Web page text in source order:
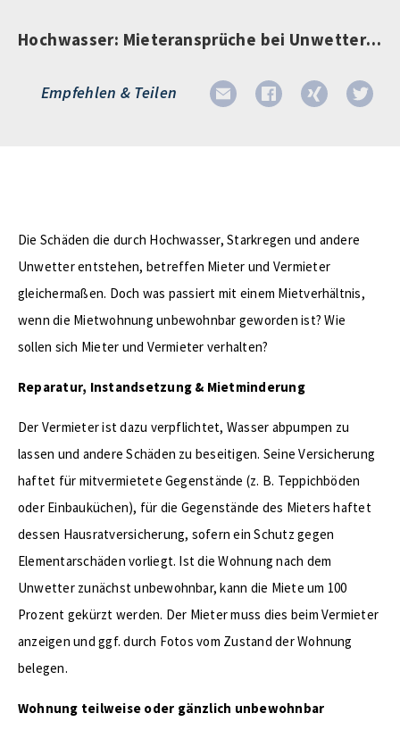
Hochwasser: Mieteransprüche bei Unwetterschäden
Empfehlen & Teilen
Die Schäden die durch Hochwasser, Starkregen und andere
Unwetter entstehen, betreffen Mieter und Vermieter
gleichermaßen. Doch was passiert mit einem Mietverhältnis,
wenn die Mietwohnung unbewohnbar geworden ist? Wie
sollen sich Mieter und Vermieter verhalten?
Reparatur, Instandsetzung & Mietminderung
Der Vermieter ist dazu verpflichtet, Wasser abpumpen zu
lassen und andere Schäden zu beseitigen. Seine Versicherung
haftet für mitvermietete Gegenstände (z. B. Teppichböden
oder Einbauküchen), für die Gegenstände des Mieters haftet
dessen Hausratversicherung, sofern ein Schutz gegen
Elementarschäden vorliegt. Ist die Wohnung nach dem
Unwetter zunächst unbewohnbar, kann die Miete um 100
Prozent gekürzt werden. Der Mieter muss dies beim Vermieter
anzeigen und ggf. durch Fotos vom Zustand der Wohnung
belegen.
Wohnung teilweise oder gänzlich unbewohnbar